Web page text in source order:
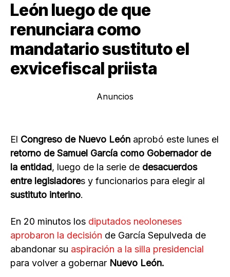
León luego de que
renunciara como
mandatario sustituto el
exvicefiscal priista
Anuncios
El Congreso de Nuevo León aprobó este lunes el
retorno de Samuel García como Gobernador de
la entidad, luego de la serie de desacuerdos
entre legisladores y funcionarios para elegir al
sustituto interino.
En 20 minutos los diputados neoloneses
aprobaron la decisión de García Sepulveda de
abandonar su aspiración a la silla presidencial
para volver a gobernar Nuevo León.